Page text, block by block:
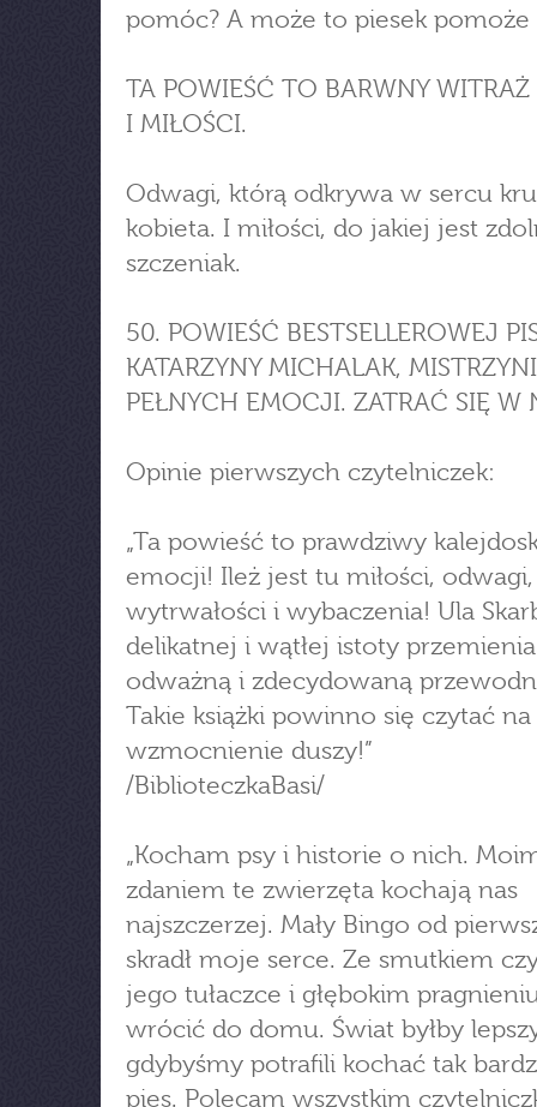
pomóc? A może to piesek pomoże
TA POWIEŚĆ TO BARWNY
I MIŁOŚCI.
Odwagi, którą odkrywa w sercu
kobieta. I miłości, do jakiej jest
szczeniak.
50. POWIEŚĆ BESTSELLEROWEJ
KATARZYNY MICHALAK,
PEŁNYCH EMOCJI. ZATRAĆ SIĘ W
Opinie pierwszych czytelniczek:
„Ta powieść to prawdziwy
emocji! Ileż jest tu miłości, odwagi,
wytrwałości i wybaczenia! Ula
delikatnej i wątłej istoty
odważną i zdecydowaną
Takie książki powinno się czytać na
wzmocnienie duszy!”
/BiblioteczkaBasi/
„Kocham psy i historie o nich.
zdaniem te zwierzęta kochają nas
najszczerzej. Mały Bingo od
skradł moje serce. Ze smutkiem
jego tułaczce i głębokim
wrócić do domu. Świat byłby
gdybyśmy potrafili kochać tak
pies. Polecam wszystkim